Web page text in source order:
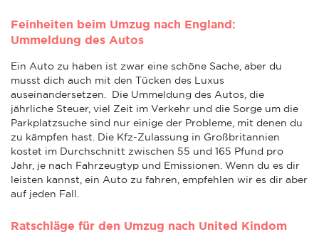
Feinheiten beim Umzug nach England:
Ummeldung des Autos
Ein Auto zu haben ist zwar eine schöne Sache, aber du
musst dich auch mit den Tücken des Luxus
auseinandersetzen. Die Ummeldung des Autos, die
jährliche Steuer, viel Zeit im Verkehr und die Sorge um die
Parkplatzsuche sind nur einige der Probleme, mit denen du
zu kämpfen hast. Die Kfz-Zulassung in Großbritannien
kostet im Durchschnitt zwischen 55 und 165 Pfund pro
Jahr, je nach Fahrzeugtyp und Emissionen. Wenn du es dir
leisten kannst, ein Auto zu fahren, empfehlen wir es dir aber
auf jeden Fall.
Ratschläge für den Umzug nach United Kindom